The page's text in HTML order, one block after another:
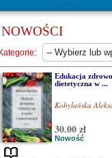
NOWOŚCI
Kategorie:
Edukacja
dietetyczna w ...
Kobylańska
30.00 zł
Nowość